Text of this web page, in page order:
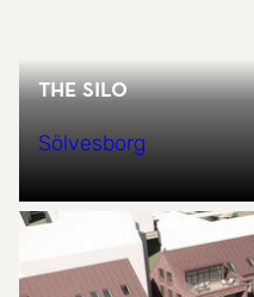
The SILO
Sölvesborg